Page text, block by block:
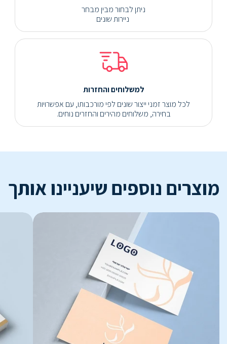
ניתן לבחור מבין מבחר
ניירות שונים
למשלוחים והחזרות
לכל מוצר זמני ייצור שונים לפי מורכבותו, עם אפשרויות
בחירה, משלוחים מהירים והחזרים נוחים.
מוצרים נוספים שיעניינו אותך